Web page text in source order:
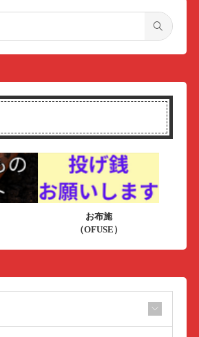
お布施
（OFUSE）